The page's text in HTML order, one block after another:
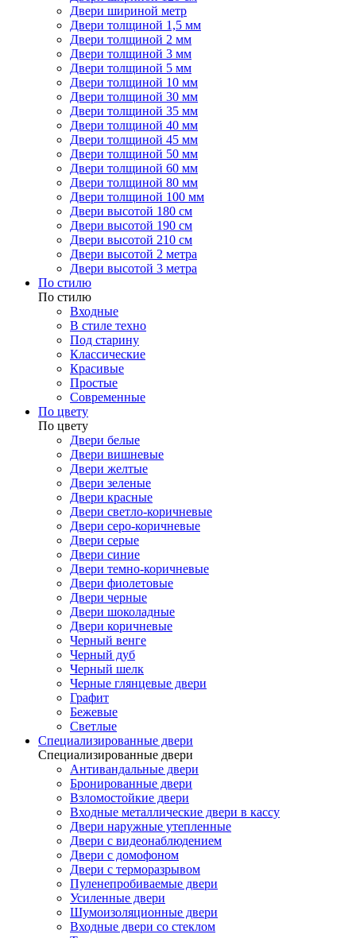
Двери шириной метр
Двери толщиной 1,5 мм
Двери толщиной 2 мм
Двери толщиной 3 мм
Двери толщиной 5 мм
Двери толщиной 10 мм
Двери толщиной 30 мм
Двери толщиной 35 мм
Двери толщиной 40 мм
Двери толщиной 45 мм
Двери толщиной 50 мм
Двери толщиной 60 мм
Двери толщиной 80 мм
Двери толщиной 100 мм
Двери высотой 180 см
Двери высотой 190 см
Двери высотой 210 см
Двери высотой 2 метра
Двери высотой 3 метра
По стилю
По стилю
Входные
В стиле техно
Под старину
Классические
Красивые
Простые
Современные
По цвету
По цвету
Двери белые
Двери вишневые
Двери желтые
Двери зеленые
Двери красные
Двери светло-коричневые
Двери серо-коричневые
Двери серые
Двери синие
Двери темно-коричневые
Двери фиолетовые
Двери черные
Двери шоколадные
Двери коричневые
Черный венге
Черный дуб
Черный шелк
Черные глянцевые двери
Графит
Бежевые
Светлые
Специализированные двери
Специализированные двери
Антивандальные двери
Бронированные двери
Взломостойкие двери
Входные металлические двери в кассу
Двери наружные утепленные
Двери с видеонаблюдением
Двери с домофоном
Двери с терморазрывом
Пуленепробиваемые двери
Усиленные двери
Шумоизоляционные двери
Входные двери со стеклом